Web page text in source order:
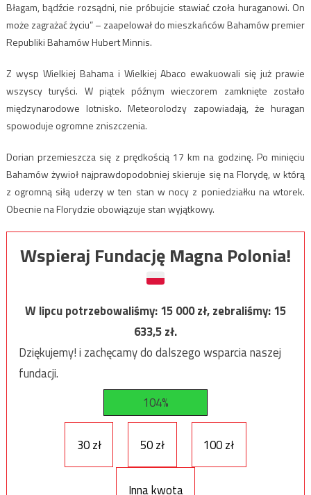
Błagam, bądźcie rozsądni, nie próbujcie stawiać czoła huraganowi. On
może zagrażać życiu” – zaapelował do mieszkańców Bahamów premier
Republiki Bahamów Hubert Minnis.
Z wysp Wielkiej Bahama i Wielkiej Abaco ewakuowali się już prawie
wszyscy turyści. W piątek późnym wieczorem zamknięte zostało
międzynarodowe lotnisko. Meteorolodzy zapowiadają, że huragan
spowoduje ogromne zniszczenia.
Dorian przemieszcza się z prędkością 17 km na godzinę. Po minięciu
Bahamów żywioł najprawdopodobniej skieruje się na Florydę, w którą
z ogromną siłą uderzy w ten stan w nocy z poniedziałku na wtorek.
Obecnie na Florydzie obowiązuje stan wyjątkowy.
Wspieraj Fundację Magna Polonia!
W lipcu potrzebowaliśmy:15 000zł, zebraliśmy:15
633,5zł.
Dziękujemy! i zachęcamy do dalszego wsparcia naszej
fundacji.
104%
30 zł 50 zł 100 zł
Inna kwota